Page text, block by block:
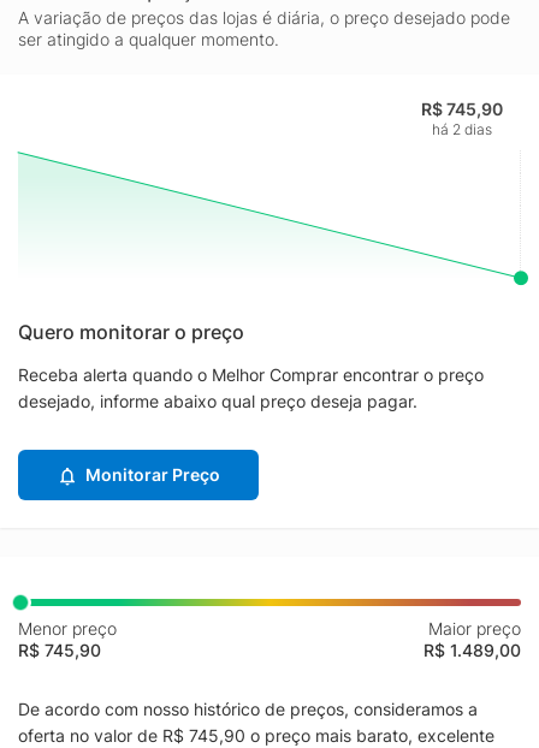
A variação de preços das lojas é diária, o preço desejado pode
ser atingido a qualquer momento.
R$ 745,90
há 2 dias
Quero monitorar o preço
Receba alerta quando o Melhor Comprar encontrar o preço
desejado, informe abaixo qual preço deseja pagar.
Monitorar Preço
Menor preço
R$ 745,90
Maior preço
R$ 1.489,00
De acordo com nosso histórico de preços, consideramos a
oferta no valor de R$ 745,90 o preço mais barato, excelente